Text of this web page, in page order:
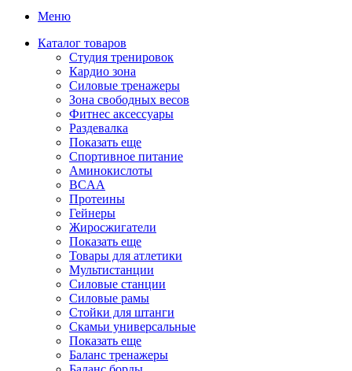
Меню
Каталог товаров
Студия тренировок
Кардио зона
Силовые тренажеры
Зона свободных весов
Фитнес аксессуары
Раздевалка
Показать еще
Спортивное питание
Аминокислоты
BCAA
Протеины
Гейнеры
Жиросжигатели
Показать еще
Товары для атлетики
Мультистанции
Силовые станции
Силовые рамы
Стойки для штанги
Скамьи универсальные
Показать еще
Баланс тренажеры